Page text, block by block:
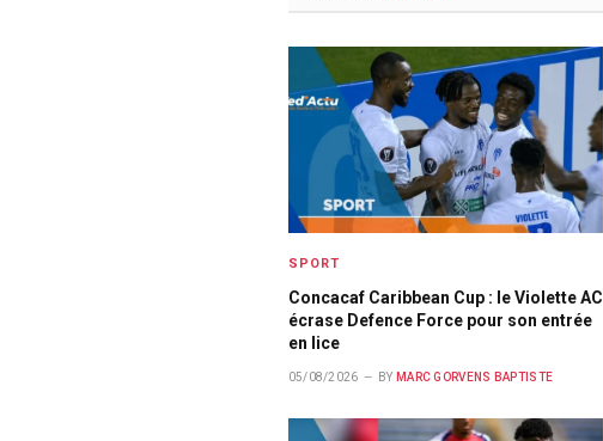
SPORT
Concacaf Caribbean Cup : le Violette AC
écrase Defence Force pour son entrée
en lice
05/08/2026 BY MARC GORVENS BAPTISTE